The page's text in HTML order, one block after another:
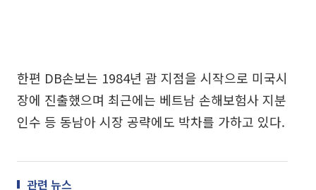
한편 DB손보는 1984년 괌 지점을 시작으로 미국시
장에 진출했으며 최근에는 베트남 손해보험사 지분
인수 등 동남아 시장 공략에도 박차를 가하고 있다.
관련 뉴스